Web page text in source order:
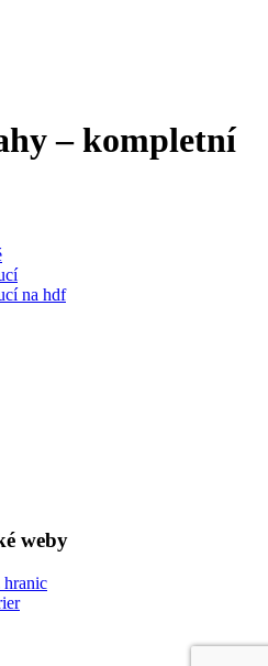
– kompletní
na hdf
weby
hranic